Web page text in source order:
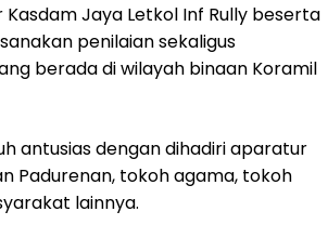
Jaya Letkol Inf Rully beserta
penilaian sekaligus
berada di wilayah binaan Koramil
antusias dengan dihadiri aparatur
Padurenan, tokoh agama, tokoh
lainnya.